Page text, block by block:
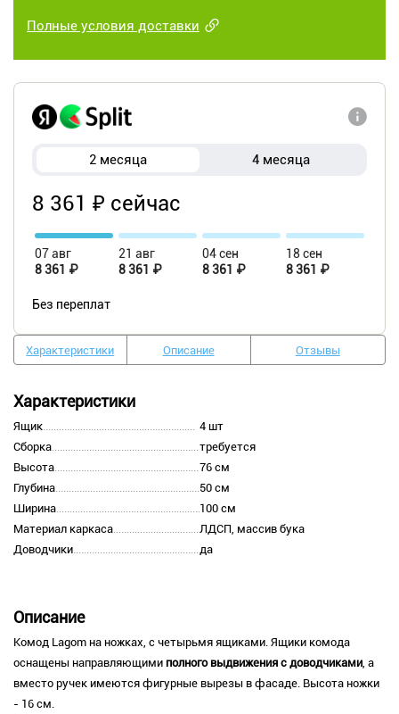
Полные условия доставки
2 месяца 4 месяца
8 361 ₽ сейчас
07 авг
8 361 ₽
21 авг
8 361 ₽
04 сен
8 361 ₽
18 сен
8 361 ₽
Без переплат
Характеристики Описание Отзывы
Характеристики
Ящик
4 шт
Сборка
требуется
Высота
76 см
Глубина
50 см
Ширина
100 см
Материал каркаса
ЛДСП, массив бука
Доводчики
да
Описание
Комод Lagom на ножках, с четырьмя ящиками. Ящики комода
оснащены направляющими полного выдвижения с доводчиками, а
вместо ручек имеются фигурные вырезы в фасаде. Высота ножки
- 16 см.